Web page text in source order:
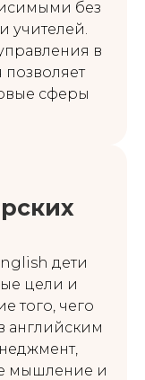
без
учителей.
в
позволяет
сферы
дети
цели и
того, чего
английским
мышление и